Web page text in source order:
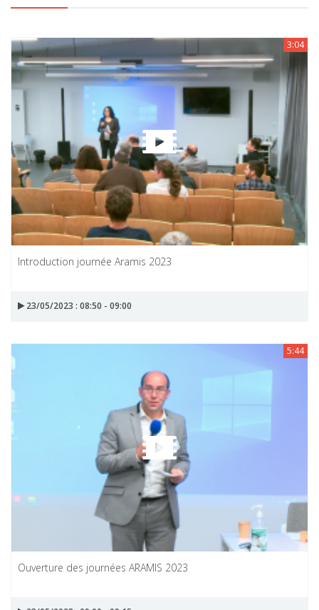
3:04
Introduction journée Aramis 2023
23/05/2023 : 08:50 - 09:00
5:44
Ouverture des journées ARAMIS 2023